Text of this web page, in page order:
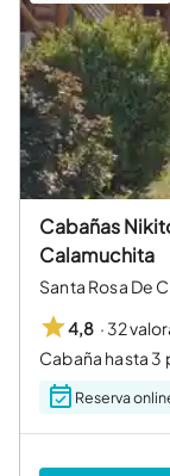
Cabañas
Calamuchita
Santa Rosa De
4,8 · 32
Cabaña hasta 3
Reserva